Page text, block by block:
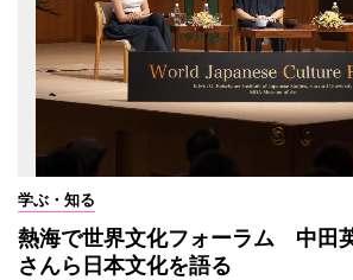
学ぶ・知る
熱海で世界文化フォーラム 中田
さんら日本文化を語る